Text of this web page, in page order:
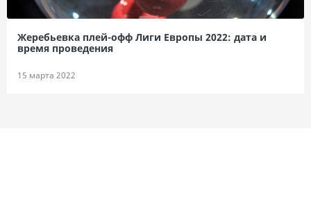
Жеребьевка плей-офф Лиги Европы 2022: дата и
время проведения
15 марта 2022